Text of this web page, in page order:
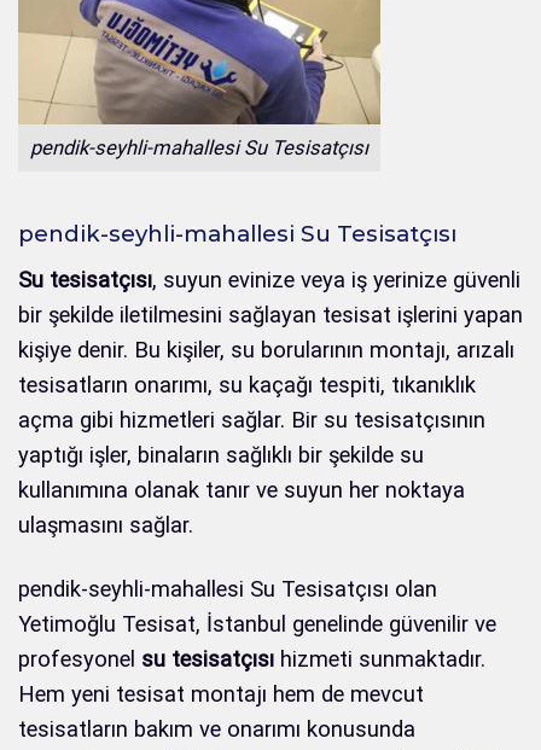
pendik-seyhli-mahallesi Su Tesisatçısı
pendik-seyhli-mahallesi Su Tesisatçısı
Su tesisatçısı, suyun evinize veya iş yerinize güvenli
bir şekilde iletilmesini sağlayan tesisat işlerini yapan
kişiye denir. Bu kişiler, su borularının montajı, arızalı
tesisatların onarımı, su kaçağı tespiti, tıkanıklık
açma gibi hizmetleri sağlar. Bir su tesisatçısının
yaptığı işler, binaların sağlıklı bir şekilde su
kullanımına olanak tanır ve suyun her noktaya
ulaşmasını sağlar.
pendik-seyhli-mahallesi Su Tesisatçısı olan
Yetimoğlu Tesisat, İstanbul genelinde güvenilir ve
profesyonel su tesisatçısı hizmeti sunmaktadır.
Hem yeni tesisat montajı hem de mevcut
tesisatların bakım ve onarımı konusunda